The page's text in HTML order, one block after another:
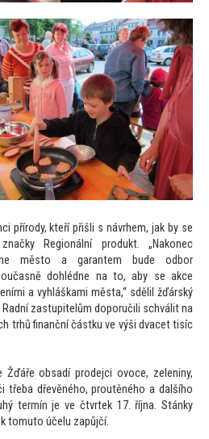
přírody, kteří přišli s návrhem, jak by se
Regionální produkt. „Nakonec
město a garantem bude odbor
dohlédne na to, aby se akce
a vyhláškami města,“ sdělil žďárský
zastupitelům doporučili schválit na
trhů finanční částku ve výši dvacet tisíc
Žďáře obsadí prodejci ovoce, zeleniny,
třeba dřevěného, proutěného a dalšího
termín je ve čtvrtek 17. října. Stánky
tomuto účelu zapůjčí.